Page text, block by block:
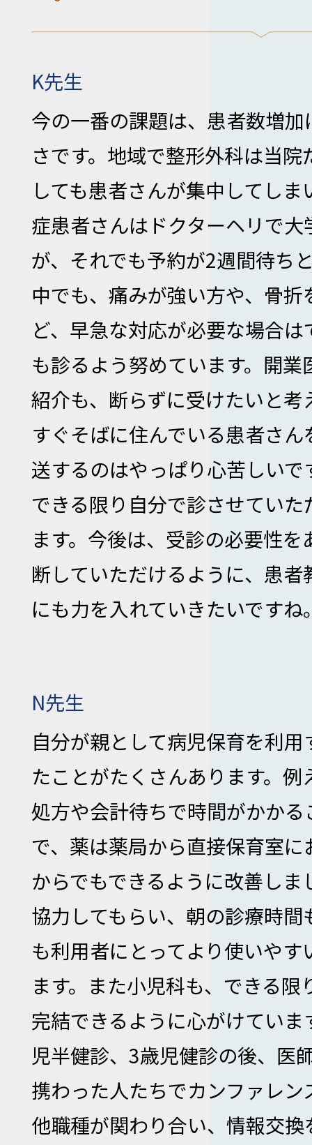
K先生
今の一番の課題は、患者数増
さです。地域で整形外科は当
しても患者さんが集中してし
症患者さんはドクターヘリで
が、それでも予約が2週間待ち
中でも、痛みが強い方や、骨
ど、早急な対応が必要な場合
も診るよう努めています。開
紹介も、断らずに受けたいと考
すぐそばに住んでいる患者さ
送するのはやっぱり心苦しい
できる限り自分で診させてい
ます。今後は、受診の必要性
断していただけるように、患
にも力を入れていきたいですね
N先生
自分が親として病児保育を利
たことがたくさんあります。
処方や会計待ちで時間がかか
で、薬は薬局から直接保育室
からでもできるように改善し
協力してもらい、朝の診療時
も利用者にとってより使いや
ます。また小児科も、できる
完結できるように心がけてい
児半健診、3歳児健診の後、医
携わった人たちでカンファレン
他職種が関わり合い、情報交